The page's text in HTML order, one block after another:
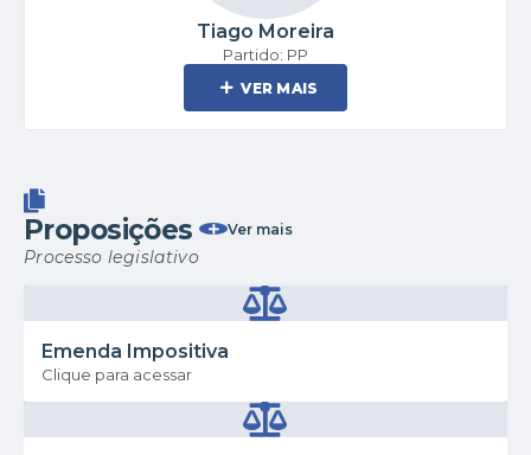
Tiago Moreira
Partido: PP
VER MAIS
Proposições
Processo legislativo
Ver mais
Emenda Impositiva
Clique para acessar